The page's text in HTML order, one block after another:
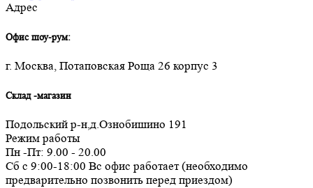
Адрес
Офис шоу-рум:
г. Москва, Потаповская Роща 26 корпус 3
Склад -магазин
Подольский р-н,д.Ознобишино 191
Режим работы
Пн -Пт: 9.00 - 20.00
Сб с 9:00-18:00 Вс офис работает (необходимо
предварительно позвонить перед приездом)